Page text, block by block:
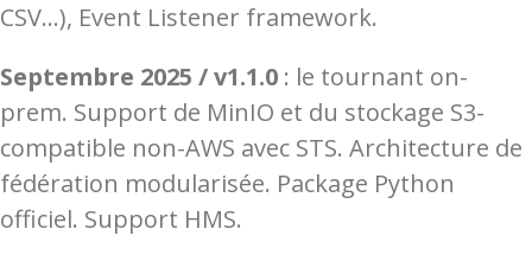
CSV…), Event Listener framework.
Septembre 2025 / v1.1.0 : le tournant on-
prem. Support de MinIO et du stockage S3-
compatible non-AWS avec STS. Architecture de
fédération modularisée. Package Python
officiel. Support HMS.